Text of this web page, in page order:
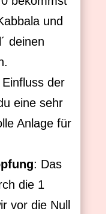
und
deinen
der
eine sehr
Anlage für
: Das
die 1
vor die Null